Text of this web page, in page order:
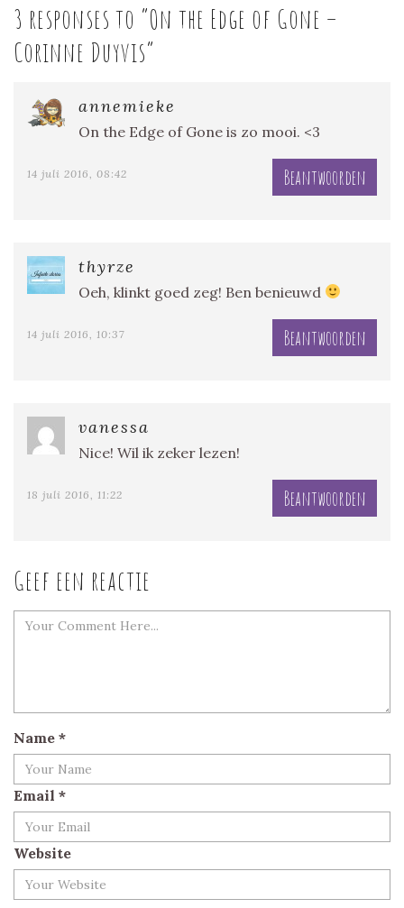
3 responses to “On the Edge of Gone –
Corinne Duyvis”
annemieke
On the Edge of Gone is zo mooi. <3
14 juli 2016, 08:42 Beantwoorden
thyrze
Oeh, klinkt goed zeg! Ben benieuwd
14 juli 2016, 10:37 Beantwoorden
vanessa
Nice! Wil ik zeker lezen!
18 juli 2016, 11:22 Beantwoorden
Geef een reactie
Name *
Email *
Website